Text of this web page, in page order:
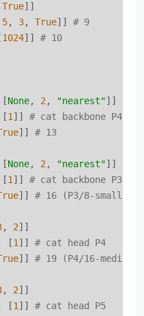
True]]
5, 3, True]] # 9
1024]] # 10
[None, 2, "nearest"]]
[1]] # cat backbone P4
]] # 13
[None, 2, "nearest"]]
[1]] # cat backbone P3
]] # 16 (P3/8-small)
, 2]]
[1]] # cat head P4
]] # 19 (P4/16-medium)
, 2]]
[1]] # cat head P5